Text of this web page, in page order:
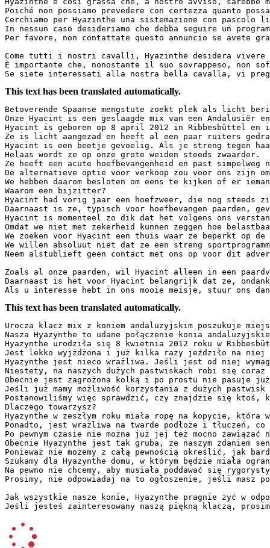
Poiché non possiamo prevedere con certezza quanto
Cerchiamo per Hyazinthe una sistemazione con
In nessun caso desideriamo che debba seguire un
Per favore, non contattate questo annuncio se avete
Come tutti i nostri cavalli, Hyazinthe desidera vivere
È importante che, nonostante il suo sovrappeso, non
Se siete interessati alla nostra bella cavalla, vi
This text has been translated automatically.
Betoverende Spaanse mengstute zoekt plek als
Onze Hyacint is een geslaagde mix van een
Hyacint is geboren op 8 april 2012 in Ribbesbüttel
Ze is licht aangezad en heeft al een paar ruiters
Hyacint is een beetje gevoelig. Als je streng tegen
Helaas wordt ze op onze grote weiden steeds zwaarder.
Ze heeft een acute hoefbevangenheid en past
De alternatieve optie voor verkoop zou voor ons zijn
We hebben daarom besloten om eens te kijken of
Waarom een bijzitter?
Hyacint had vorig jaar een hoefzweer, die nog
Daarnaast is ze, typisch voor hoefbevangen paarden,
Hyacint is momenteel zo dik dat het volgens ons
Omdat we niet met zekerheid kunnen zeggen hoe
We zoeken voor Hyacint een thuis waar ze beperkt
We willen absoluut niet dat ze een streng
Neem alstublieft geen contact met ons op voor dit
Zoals al onze paarden, wil Hyacint alleen in een
Daarnaast is het voor Hyacint belangrijk dat ze,
Als u interesse hebt in ons mooie meisje, stuur ons
This text has been translated automatically.
Urocza klacz mix z koniem andaluzyjskim poszukuje
Nasza Hyazynthe to udane połączenie konia
Hyazynthe urodziła się 8 kwietnia 2012 roku w
Jest lekko wyjżdżona i już kilka razy jeździło na niej
Hyazynthe jest nieco wrażliwa. Jeśli jest od niej
Niestety, na naszych dużych pastwiskach robi się
Obecnie jest zagrożona kolką i po prostu nie pasuje
Jeśli już mamy możliwość korzystania z dużych
Postanowiliśmy więc sprawdzić, czy znajdzie się ktoś,
Dlaczego towarzysz?
Hyazynthe w zeszłym roku miała ropę na kopycie,
Ponadto, jest wrażliwa na twarde podłoże i tłuczeń,
Po pewnym czasie nie można już jej też mocno
Obecnie Hyazynthe jest tak gruba, że naszym zdaniem
Ponieważ nie możemy z całą pewnością określić, jak
Szukamy dla Hyazynthe domu, w którym będzie miała
Na pewno nie chcemy, aby musiała poddawać się
Prosimy, nie odpowiadaj na to ogłoszenie, jeśli
Jak wszystkie nasze konie, Hyazynthe pragnie żyć w
Jeśli jesteś zainteresowany naszą piękną klaczą,